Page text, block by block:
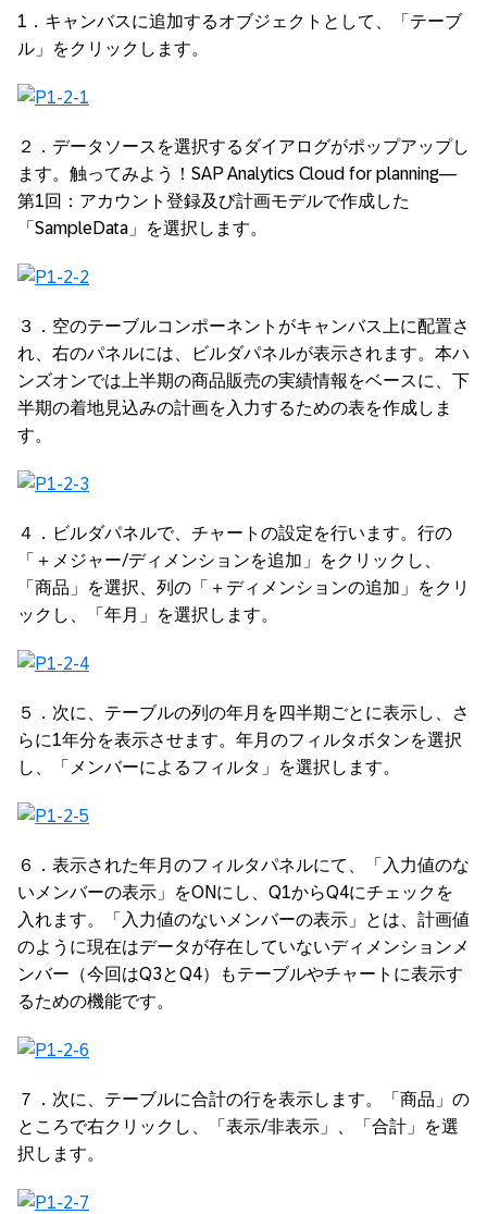
1．キャンバスに追加するオブジェクトとして、「テーブ
ル」をクリックします。
２．データソースを選択するダイアログがポップアップし
ます。触ってみよう！SAP Analytics Cloud for planning―
第1回：アカウント登録及び計画モデルで作成した
「SampleData」を選択します。
３．空のテーブルコンポーネントがキャンバス上に配置さ
れ、右のパネルには、ビルダパネルが表示されます。本ハ
ンズオンでは上半期の商品販売の実績情報をベースに、下
半期の着地見込みの計画を入力するための表を作成しま
す。
４．ビルダパネルで、チャートの設定を行います。行の
「＋メジャー/ディメンションを追加」をクリックし、
「商品」を選択、列の「＋ディメンションの追加」をクリ
ックし、「年月」を選択します。
５．次に、テーブルの列の年月を四半期ごとに表示し、さ
らに1年分を表示させます。年月のフィルタボタンを選択
し、「メンバーによるフィルタ」を選択します。
６．表示された年月のフィルタパネルにて、「入力値のな
いメンバーの表示」をONにし、Q1からQ4にチェックを
入れます。「入力値のないメンバーの表示」とは、計画値
のように現在はデータが存在していないディメンションメ
ンバー（今回はQ3とQ4）もテーブルやチャートに表示す
るための機能です。
７．次に、テーブルに合計の行を表示します。「商品」の
ところで右クリックし、「表示/非表示」、「合計」を選
択します。